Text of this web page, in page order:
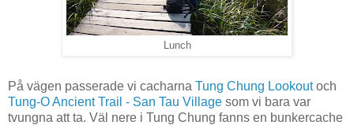
Lunch
På vägen passerade vi cacharna Tung Chung Lookoutoch
Tung-O Ancient Trail - San Tau Village som vi bara var
tvungna att ta. Väl nere i Tung Chung fanns en bunkercache